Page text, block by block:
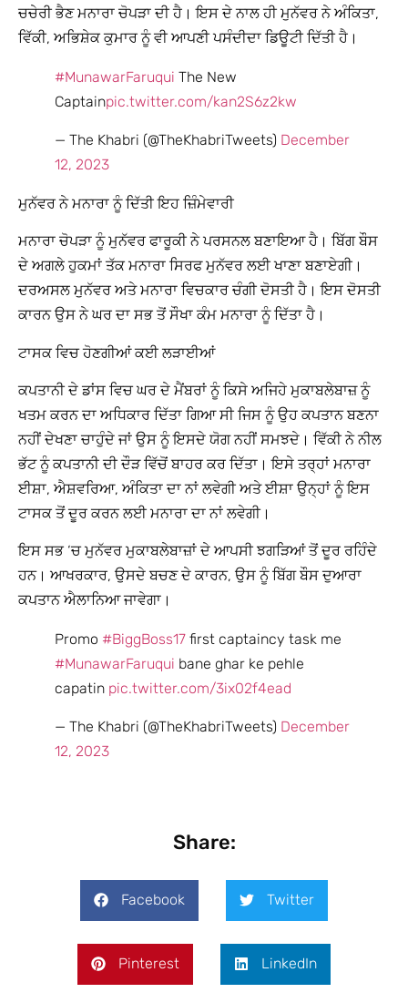
ਚਚੇਰੀ ਭੈਣ ਮਨਾਰਾ ਚੋਪੜਾ ਦੀ ਹੈ। ਇਸ ਦੇ ਨਾਲ ਹੀ ਮੁਨੱਵਰ ਨੇ ਅੰਕਿਤਾ,
ਵਿੱਕੀ, ਅਭਿਸ਼ੇਕ ਕੁਮਾਰ ਨੂੰ ਵੀ ਆਪਣੀ ਪਸੰਦੀਦਾ ਡਿਊਟੀ ਦਿੱਤੀ ਹੈ।
#MunawarFaruqui The New
Captainpic.twitter.com/kan2S6z2kw
— The Khabri (@TheKhabriTweets) December
12, 2023
ਮੁਨੱਵਰ ਨੇ ਮਨਾਰਾ ਨੂੰ ਦਿੱਤੀ ਇਹ ਜ਼ਿੰਮੇਵਾਰੀ
ਮਨਾਰਾ ਚੋਪੜਾ ਨੂੰ ਮੁਨੱਵਰ ਫਾਰੂਕੀ ਨੇ ਪਰਸਨਲ ਬਣਾਇਆ ਹੈ। ਬਿੱਗ ਬੌਸ
ਦੇ ਅਗਲੇ ਹੁਕਮਾਂ ਤੱਕ ਮਨਾਰਾ ਸਿਰਫ ਮੁਨੱਵਰ ਲਈ ਖਾਣਾ ਬਣਾਏਗੀ।
ਦਰਅਸਲ ਮੁਨੱਵਰ ਅਤੇ ਮਨਾਰਾ ਵਿਚਕਾਰ ਚੰਗੀ ਦੋਸਤੀ ਹੈ। ਇਸ ਦੋਸਤੀ
ਕਾਰਨ ਉਸ ਨੇ ਘਰ ਦਾ ਸਭ ਤੋਂ ਸੌਖਾ ਕੰਮ ਮਨਾਰਾ ਨੂੰ ਦਿੱਤਾ ਹੈ।
ਟਾਸਕ ਵਿਚ ਹੋਣਗੀਆਂ ਕਈ ਲੜਾਈਆਂ
ਕਪਤਾਨੀ ਦੇ ਡਾਂਸ ਵਿਚ ਘਰ ਦੇ ਮੈਂਬਰਾਂ ਨੂੰ ਕਿਸੇ ਅਜਿਹੇ ਮੁਕਾਬਲੇਬਾਜ਼ ਨੂੰ
ਖਤਮ ਕਰਨ ਦਾ ਅਧਿਕਾਰ ਦਿੱਤਾ ਗਿਆ ਸੀ ਜਿਸ ਨੂੰ ਉਹ ਕਪਤਾਨ ਬਣਨਾ
ਨਹੀਂ ਦੇਖਣਾ ਚਾਹੁੰਦੇ ਜਾਂ ਉਸ ਨੂੰ ਇਸਦੇ ਯੋਗ ਨਹੀਂ ਸਮਝਦੇ। ਵਿੱਕੀ ਨੇ ਨੀਲ
ਭੱਟ ਨੂੰ ਕਪਤਾਨੀ ਦੀ ਦੌੜ ਵਿੱਚੋਂ ਬਾਹਰ ਕਰ ਦਿੱਤਾ। ਇਸੇ ਤਰ੍ਹਾਂ ਮਨਾਰਾ
ਈਸ਼ਾ, ਐਸ਼ਵਰਿਆ, ਅੰਕਿਤਾ ਦਾ ਨਾਂ ਲਵੇਗੀ ਅਤੇ ਈਸ਼ਾ ਉਨ੍ਹਾਂ ਨੂੰ ਇਸ
ਟਾਸਕ ਤੋਂ ਦੂਰ ਕਰਨ ਲਈ ਮਨਾਰਾ ਦਾ ਨਾਂ ਲਵੇਗੀ।
ਇਸ ਸਭ ‘ਚ ਮੁਨੱਵਰ ਮੁਕਾਬਲੇਬਾਜ਼ਾਂ ਦੇ ਆਪਸੀ ਝਗੜਿਆਂ ਤੋਂ ਦੂਰ ਰਹਿੰਦੇ
ਹਨ। ਆਖਰਕਾਰ, ਉਸਦੇ ਬਚਣ ਦੇ ਕਾਰਨ, ਉਸ ਨੂੰ ਬਿੱਗ ਬੌਸ ਦੁਆਰਾ
ਕਪਤਾਨ ਐਲਾਨਿਆ ਜਾਵੇਗਾ।
Promo #BiggBoss17 first captaincy task me
#MunawarFaruqui bane ghar ke pehle
capatin pic.twitter.com/3ix02f4ead
— The Khabri (@TheKhabriTweets) December
12, 2023
Share:
Facebook Twitter
Pinterest LinkedIn